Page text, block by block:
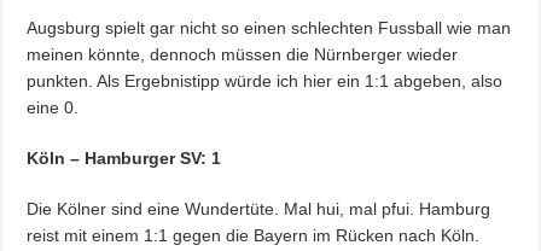
Augsburg spielt gar nicht so einen schlechten Fussball wie man
meinen könnte, dennoch müssen die Nürnberger wieder
punkten. Als Ergebnistipp würde ich hier ein 1:1 abgeben, also
eine 0.
Köln – Hamburger SV: 1
Die Kölner sind eine Wundertüte. Mal hui, mal pfui. Hamburg
reist mit einem 1:1 gegen die Bayern im Rücken nach Köln.